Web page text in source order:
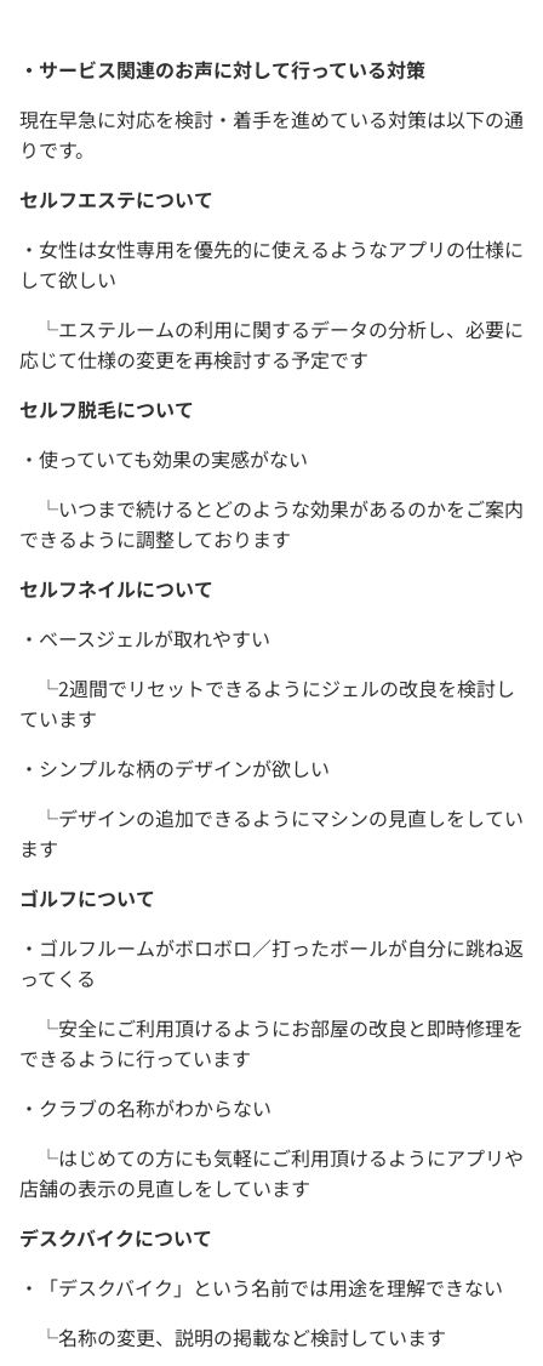
・サービス関連のお声に対して行っている対策
現在早急に対応を検討・着手を進めている対策は以下の通
りです。
セルフエステについて
・女性は女性専用を優先的に使えるようなアプリの仕様に
して欲しい
└エステルームの利用に関するデータの分析し、必要に
応じて仕様の変更を再検討する予定です
セルフ脱毛について
・使っていても効果の実感がない
└いつまで続けるとどのような効果があるのかをご案内
できるように調整しております
セルフネイルについて
・ベースジェルが取れやすい
└2週間でリセットできるようにジェルの改良を検討し
ています
・シンプルな柄のデザインが欲しい
└デザインの追加できるようにマシンの見直しをしてい
ます
ゴルフについて
・ゴルフルームがボロボロ／打ったボールが自分に跳ね返
ってくる
└安全にご利用頂けるようにお部屋の改良と即時修理を
できるように行っています
・クラブの名称がわからない
└はじめての方にも気軽にご利用頂けるようにアプリや
店舗の表示の見直しをしています
デスクバイクについて
・「デスクバイク」という名前では用途を理解できない
└名称の変更、説明の掲載など検討しています